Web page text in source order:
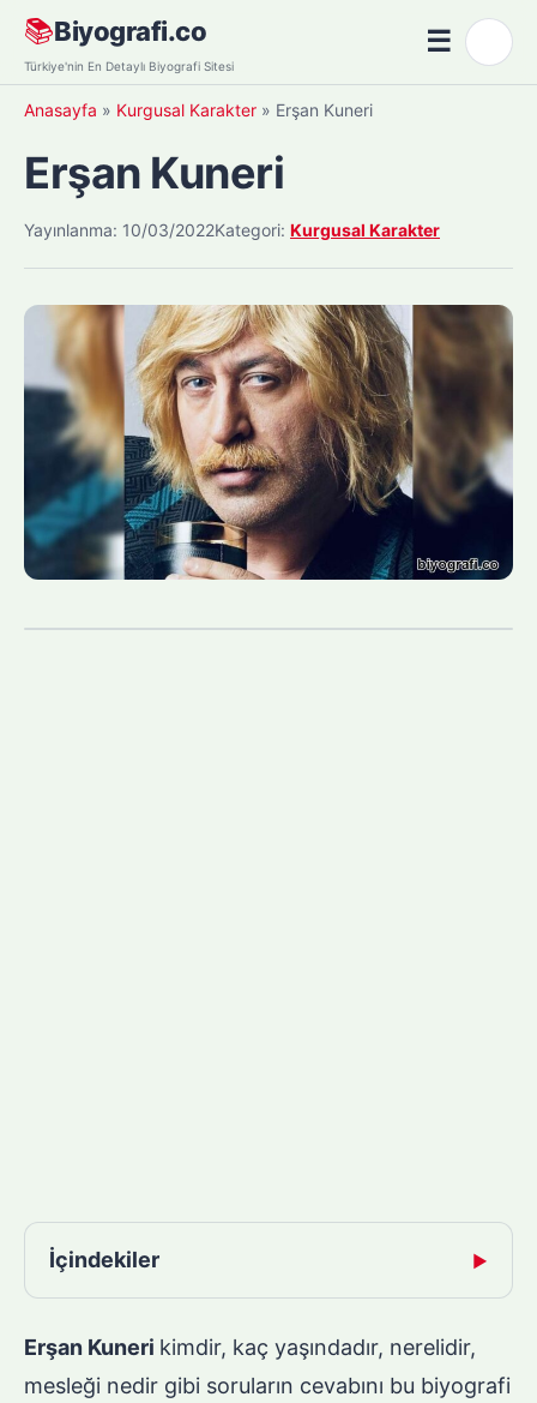
Skip
content
📚Biyografi.co
Türkiye'nin En Detaylı Biyografi Sitesi
☰Menü
Anasayfa » Kurgusal Karakter » Erşan Kuneri
Erşan Kuneri
Yayınlanma: 10/03/2022Kategori: Kurgusal Karakter
İçindekiler ▶
Erşan Kuneri kimdir, kaç yaşındadır, nerelidir,
mesleği nedir gibi soruların cevabını bu biyografi